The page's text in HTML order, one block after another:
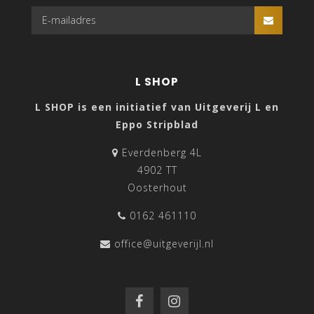
L SHOP
L SHOP is een initiatief van Uitgeverij L en
Eppo Stripblad
Everdenberg 4L
4902 TT
Oosterhout
0162 461110
office@uitgeverijl.nl